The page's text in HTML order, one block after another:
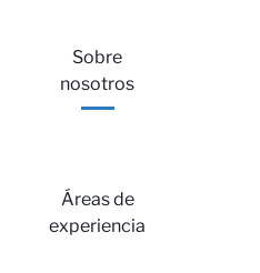
Sobre
nosotros
Áreas de
experiencia